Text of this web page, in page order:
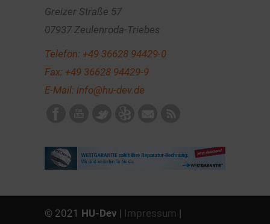
Greizer Straße 57
07937 Zeulenroda-Triebes
Telefon: +49 36628 94429-0
Fax: +49 36628 94429-9
E-Mail: info@hu-dev.de
© 2021 HU-Dev | Impressum |